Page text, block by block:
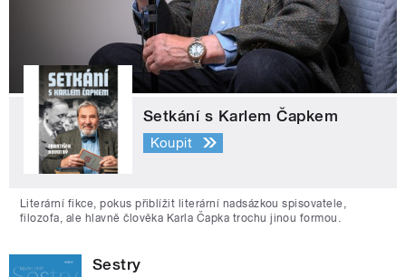
Setkání s Karlem Čapkem
Koupit
Literární fikce, pokus přiblížit literární nadsázkou spisovatele,
filozofa, ale hlavně člověka Karla Čapka trochu jinou formou.
Sestry